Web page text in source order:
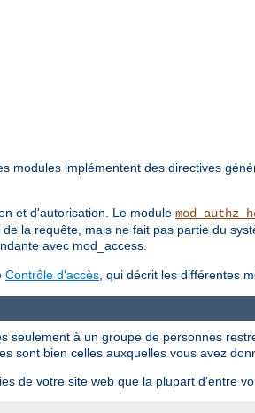
modules implémentent des directives
et d'autorisation. Le module
la requête, mais ne fait pas partie du
avec mod_access.
Contrôle d'accès , qui décrit les différentes
seulement à un groupe de personnes
sont bien celles auxquelles vous avez
de votre site web que la plupart d'entre